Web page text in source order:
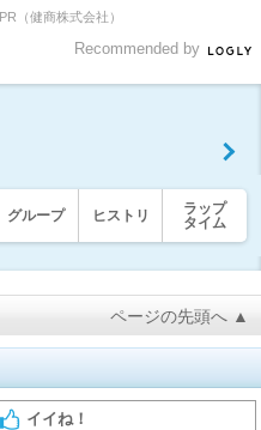
PR（健商株式会社）
Recommended by
グループ ヒストリ
ラップ
タイム
ページの先頭へ ▲
イイね！